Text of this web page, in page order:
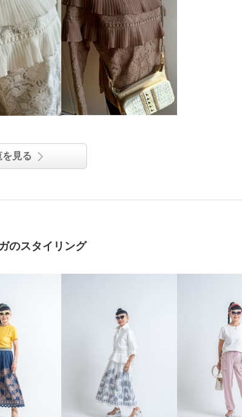
を見る
のスタイリング